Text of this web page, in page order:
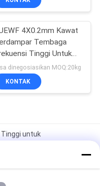
4X0.2mm Kawat
Tembaga
Tinggi Untuk
dinegosiasikan MOQ:20kg
KONTAK
Tinggi untuk
Litz Berlapis Email
Maksimum 180°C